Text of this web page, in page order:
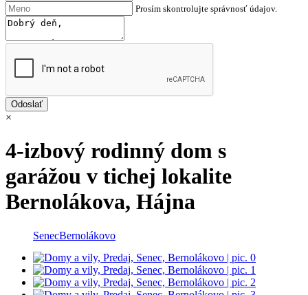
Prosím skontrolujte správnosť údajov.
×
4-izbový rodinný dom s
garážou v tichej lokalite
Bernolákova, Hájna
SenecBernolákovo